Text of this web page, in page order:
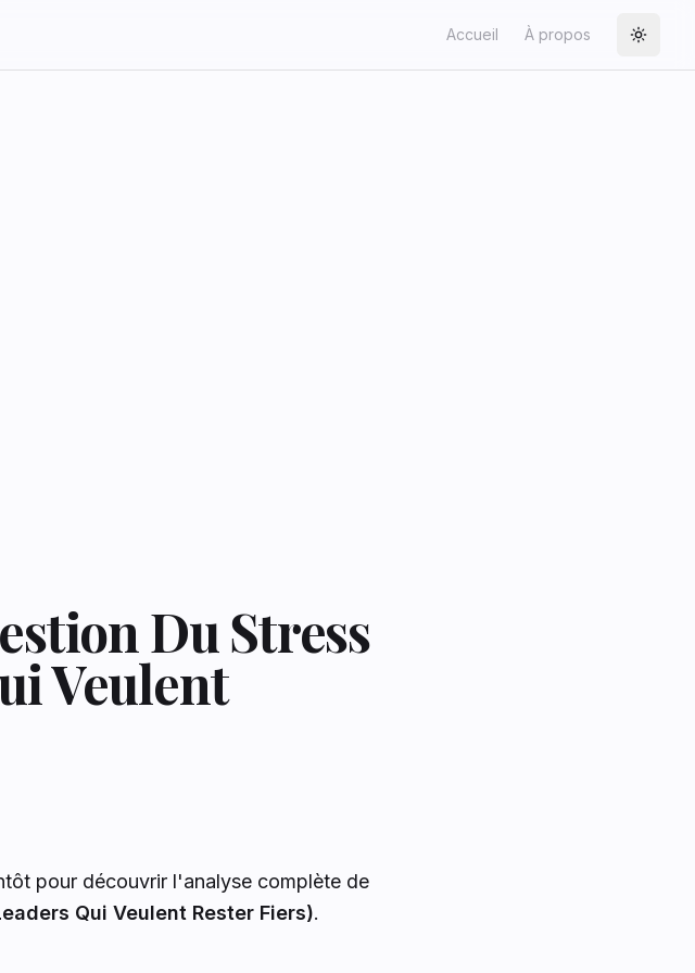
Accueil À propos Toggle
Du Stress
Veulent
pour découvrir l'analyse complète de
Qui Veulent Rester Fiers).